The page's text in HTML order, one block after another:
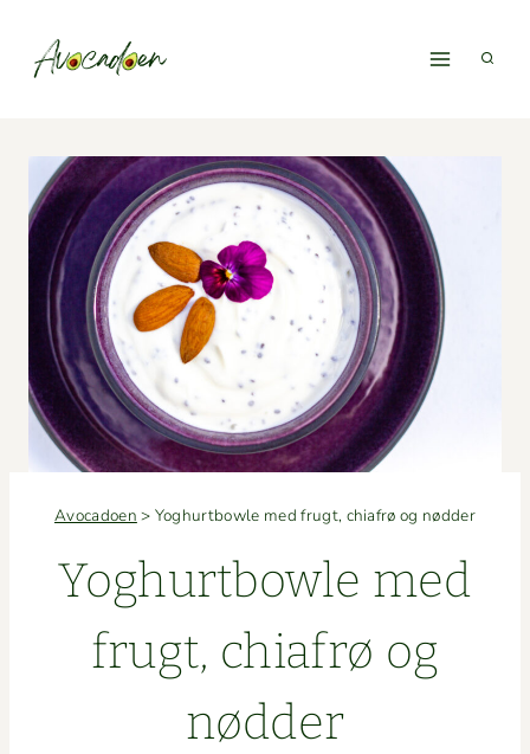
Avocadoen > Yoghurtbowle med frugt, chiafrø og nødder
Yoghurt­bowle med
frugt, chi­afrø og
nødder